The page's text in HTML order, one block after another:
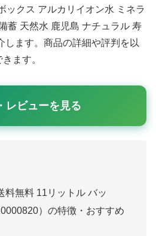
ックス アルカリイオン水 ミネラ
蓄 天然水 鹿児島 ナチュラル 寿
します。商品の詳細や評判を以
ます。
レビューを見る
料無料 11リットル バッ
）の特徴・おすすめ